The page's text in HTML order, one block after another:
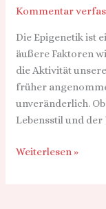
Kommentar
Die Epigenetik ist
äußere Faktoren
die Aktivität
früher
unveränderlich.
Lebensstil und der
Weiterlesen »